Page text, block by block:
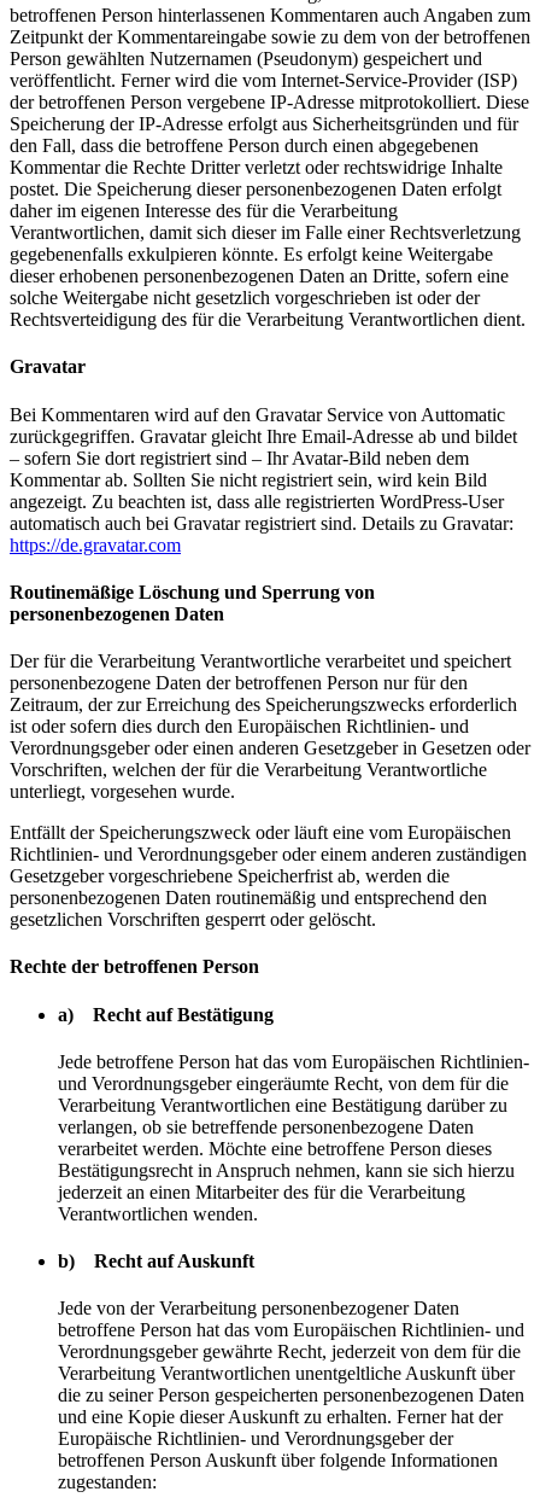
betroffenen Person hinterlassenen Kommentaren auch Angaben zum
Zeitpunkt der Kommentareingabe sowie zu dem von der betroffenen
Person gewählten Nutzernamen (Pseudonym) gespeichert und
veröffentlicht. Ferner wird die vom Internet-Service-Provider (ISP)
der betroffenen Person vergebene IP-Adresse mitprotokolliert. Diese
Speicherung der IP-Adresse erfolgt aus Sicherheitsgründen und für
den Fall, dass die betroffene Person durch einen abgegebenen
Kommentar die Rechte Dritter verletzt oder rechtswidrige Inhalte
postet. Die Speicherung dieser personenbezogenen Daten erfolgt
daher im eigenen Interesse des für die Verarbeitung
Verantwortlichen, damit sich dieser im Falle einer Rechtsverletzung
gegebenenfalls exkulpieren könnte. Es erfolgt keine Weitergabe
dieser erhobenen personenbezogenen Daten an Dritte, sofern eine
solche Weitergabe nicht gesetzlich vorgeschrieben ist oder der
Rechtsverteidigung des für die Verarbeitung Verantwortlichen dient.
Gravatar
Bei Kommentaren wird auf den Gravatar Service von Auttomatic
zurückgegriffen. Gravatar gleicht Ihre Email-Adresse ab und bildet
– sofern Sie dort registriert sind – Ihr Avatar-Bild neben dem
Kommentar ab. Sollten Sie nicht registriert sein, wird kein Bild
angezeigt. Zu beachten ist, dass alle registrierten WordPress-User
automatisch auch bei Gravatar registriert sind. Details zu Gravatar:
https://de.gravatar.com
Routinemäßige Löschung und Sperrung von
personenbezogenen Daten
Der für die Verarbeitung Verantwortliche verarbeitet und speichert
personenbezogene Daten der betroffenen Person nur für den
Zeitraum, der zur Erreichung des Speicherungszwecks erforderlich
ist oder sofern dies durch den Europäischen Richtlinien- und
Verordnungsgeber oder einen anderen Gesetzgeber in Gesetzen oder
Vorschriften, welchen der für die Verarbeitung Verantwortliche
unterliegt, vorgesehen wurde.
Entfällt der Speicherungszweck oder läuft eine vom Europäischen
Richtlinien- und Verordnungsgeber oder einem anderen zuständigen
Gesetzgeber vorgeschriebene Speicherfrist ab, werden die
personenbezogenen Daten routinemäßig und entsprechend den
gesetzlichen Vorschriften gesperrt oder gelöscht.
Rechte der betroffenen Person
a) Recht auf Bestätigung
Jede betroffene Person hat das vom Europäischen Richtlinien-
und Verordnungsgeber eingeräumte Recht, von dem für die
Verarbeitung Verantwortlichen eine Bestätigung darüber zu
verlangen, ob sie betreffende personenbezogene Daten
verarbeitet werden. Möchte eine betroffene Person dieses
Bestätigungsrecht in Anspruch nehmen, kann sie sich hierzu
jederzeit an einen Mitarbeiter des für die Verarbeitung
Verantwortlichen wenden.
b) Recht auf Auskunft
Jede von der Verarbeitung personenbezogener Daten
betroffene Person hat das vom Europäischen Richtlinien- und
Verordnungsgeber gewährte Recht, jederzeit von dem für die
Verarbeitung Verantwortlichen unentgeltliche Auskunft über
die zu seiner Person gespeicherten personenbezogenen Daten
und eine Kopie dieser Auskunft zu erhalten. Ferner hat der
Europäische Richtlinien- und Verordnungsgeber der
betroffenen Person Auskunft über folgende Informationen
zugestanden: